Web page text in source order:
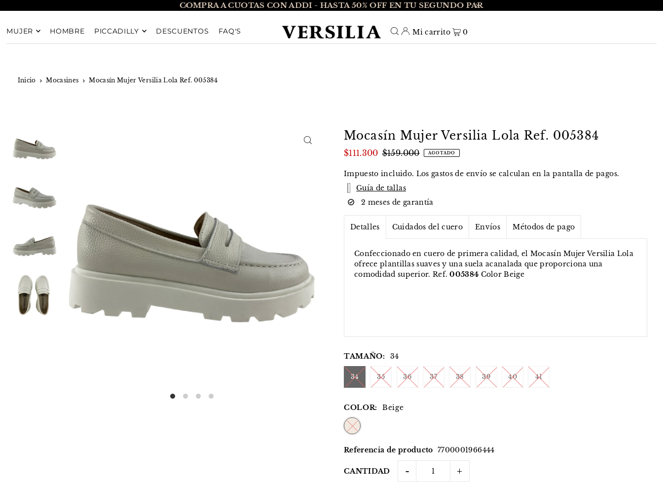
TRANSLATION MISSING: ES.ACCESSIBILITY.SKIP_TO_TEXT
COMPRA A CUOTAS CON ADDI - HASTA 50% OFF EN TU SEGUNDO PAR
MUJER HOMBRE PICCADILLY DESCUENTOS FAQ'S Mi carrito 0
Inicio Mocasines Mocasín Mujer Versilia Lola Ref. 005384
Mocasín Mujer Versilia Lola Ref. 005384
$111.300 $159.000 AGOTADO
Impuesto incluido. Los gastos de envío se calculan en la pantalla de pagos.
Guía de tallas
2 meses de garantía
Detalles Cuidados del cuero Envíos Métodos de pago
Confeccionado en cuero de primera calidad, el Mocasín Mujer Versilia Lola
ofrece plantillas suaves y una suela acanalada que proporciona una
comodidad superior. Ref.005384 Color Beige
TAMAÑO: 34
34 35 36 37 38 39 40 41
COLOR: Beige
Referencia de producto 7700001966444
CANTIDAD - +